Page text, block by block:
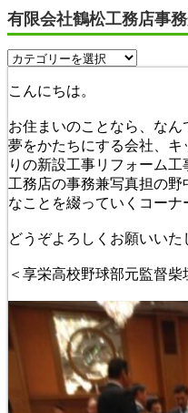
有限会社鶴松工務店事
こんにちは。
お住まいのことなら、な
夢をかたちにする会社、キ
りの新設工事リフォーム
工務店の事務兼写真担の
なことを綴っていくコーナ
どうぞよろしくお願いいた
＜享栄高校野球部元監督